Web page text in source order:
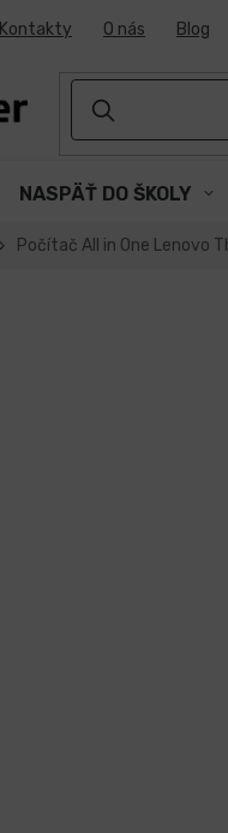
Kontakty O nás Blog
NASPÄŤ DO ŠKOLY
Počítač All in One Lenovo